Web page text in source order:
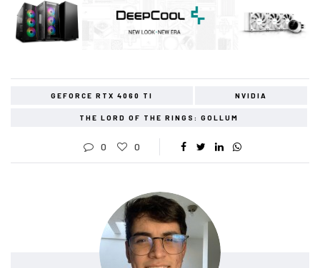
GEFORCE RTX 4060 TI NVIDIA
THE LORD OF THE RINGS: GOLLUM
0 0